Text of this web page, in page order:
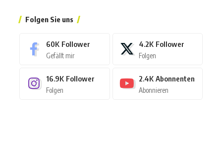
Folgen Sie uns
60K Follower
Gefällt mir
4.2K Follower
Folgen
16.9K Follower
Folgen
2.4K Abonnenten
Abonnieren